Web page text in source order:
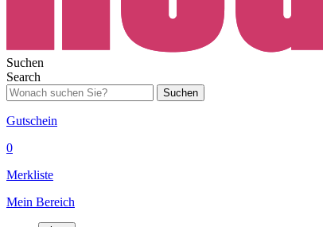
Suchen
Search
Suchen
Gutschein
0
Merkliste
Mein Bereich